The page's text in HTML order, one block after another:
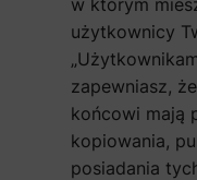
użytkownicy
zapewniasz,
końcowi mają
kopiowania,
posiadania